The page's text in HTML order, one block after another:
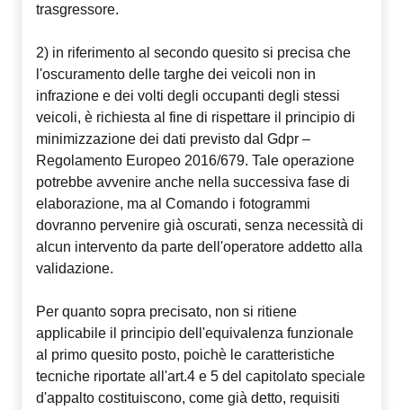
trasgressore.
2) in riferimento al secondo quesito si precisa che
l'oscuramento delle targhe dei veicoli non in
infrazione e dei volti degli occupanti degli stessi
veicoli, è richiesta al fine di rispettare il principio di
minimizzazione dei dati previsto dal Gdpr –
Regolamento Europeo 2016/679. Tale operazione
potrebbe avvenire anche nella successiva fase di
elaborazione, ma al Comando i fotogrammi
dovranno pervenire già oscurati, senza necessità di
alcun intervento da parte dell'operatore addetto alla
validazione.
Per quanto sopra precisato, non si ritiene
applicabile il principio dell'equivalenza funzionale
al primo quesito posto, poichè le caratteristiche
tecniche riportate all'art.4 e 5 del capitolato speciale
d'appalto costituiscono, come già detto, requisiti